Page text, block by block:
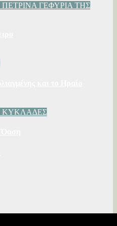
ΠΕΤΡΙΝΑ ΓΕΦΥΡΙΑ ΤΗΣ
ΚΥΚΛΑΔΕΣ